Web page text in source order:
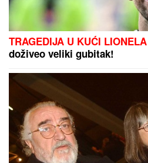
TRAGEDIJA U KUĆI
doživeo veliki gubitak!